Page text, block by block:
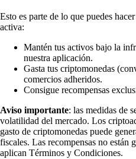
Esto es parte de lo que puedes
activa:
Mantén tus activos bajo la
nuestra aplicación.
Gasta tus criptomonedas
comercios adheridos.
Consigue recompensas
Aviso importante: las medidas de
volatilidad del mercado. Los
gasto de criptomonedas puede
fiscales. Las recompensas no están
aplican Términos y Condiciones.